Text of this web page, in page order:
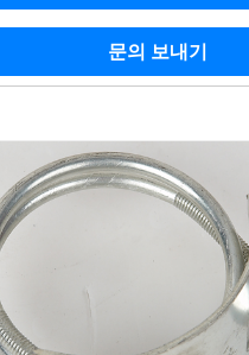
문의 보내기